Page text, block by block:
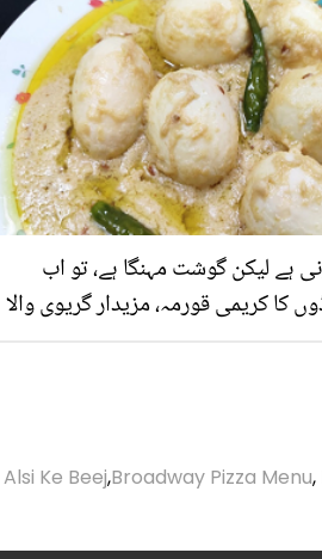
ہے لیکن گوشت مہنگا ہے، تو اب
کا کریمی قورمہ، مزیدار گریوی والا
Alsi Ke Beej,Broadway Pizza Menu,